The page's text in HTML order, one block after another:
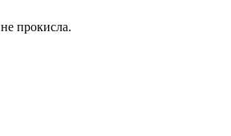
прокисла.